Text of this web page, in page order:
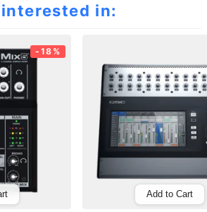
in:
-18%
Add to Cart